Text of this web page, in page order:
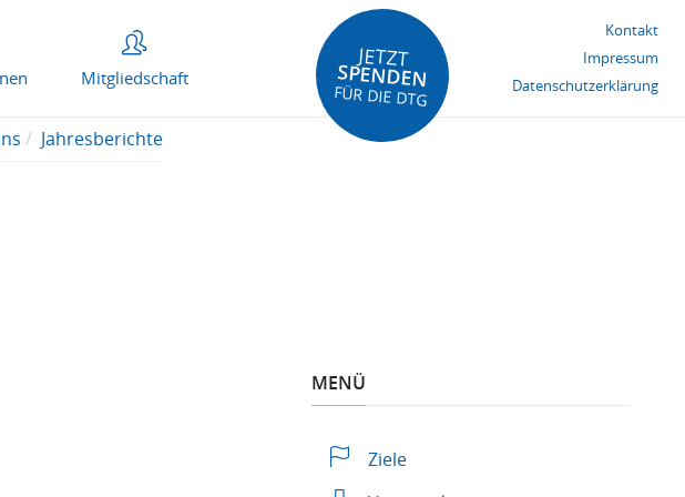
Mitgliedschaft
JETZT
SPENDEN
FÜR DIE DTG
Kontakt
Impressum
Datenschutzerklärung
Jahresberichte
MENÜ
Ziele